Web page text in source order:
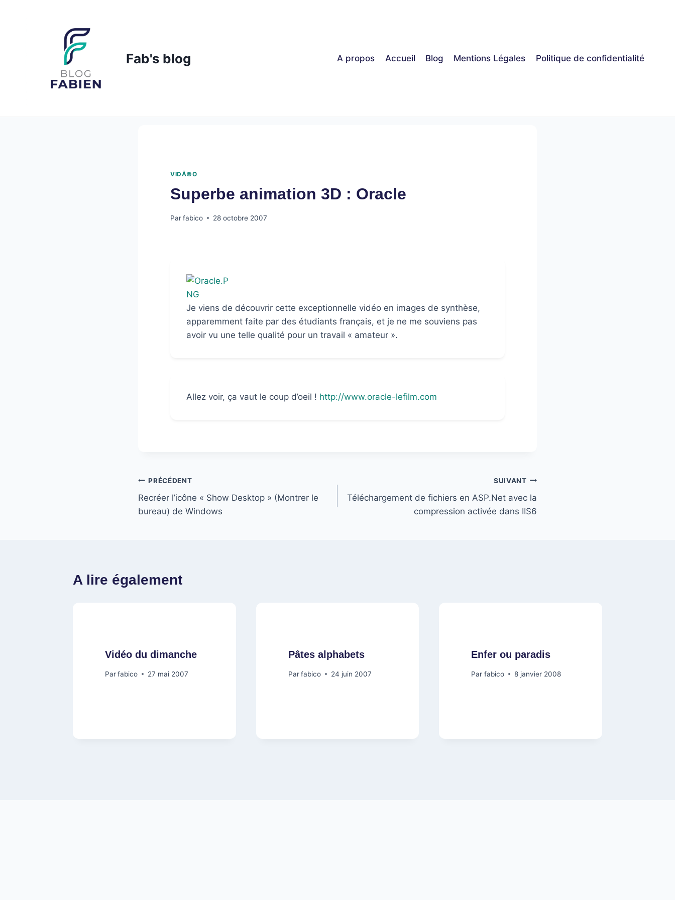
Fab's blog A propos Accueil Blog Mentions Légales Politique de confidentialité
VIDÃ©O
Superbe animation 3D : Oracle
Parfabico 28 octobre 2007
Je viens de découvrir cette exceptionnelle vidéo en images de synthèse,
apparemment faite par des étudiants français, et je ne me souviens pas
avoir vu une telle qualité pour un travail « amateur ».
Allez voir, ça vaut le coup d’oeil ! http://www.oracle-lefilm.com
Navigation
de
PRÉCÉDENT
Recréer l’icône « Show Desktop » (Montrer le
bureau) de Windows
SUIVANT
Téléchargement de fichiers en ASP.Net avec la
compression activée dans IIS6
A lire également
Vidéo du dimanche
Parfabico 27 mai 2007
Pâtes alphabets
Par fabico 24 juin 2007
Enfer ou paradis
Par fabico 8 janvier 2008